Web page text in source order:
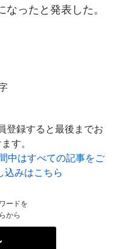
ったと発表した。
登録すると最後までお
す。
中はすべての記事をご
込みはこちら
ードを
から